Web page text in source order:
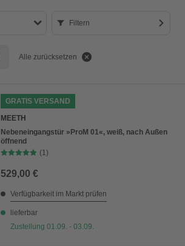
Filtern
Alle zurücksetzen
GRATIS VERSAND
MEETH
Nebeneingangstür »ProM 01«, weiß, nach Außen
öffnend
(1)
529,00 €
Verfügbarkeit im Markt prüfen
lieferbar
Zustellung 01.09. - 03.09.